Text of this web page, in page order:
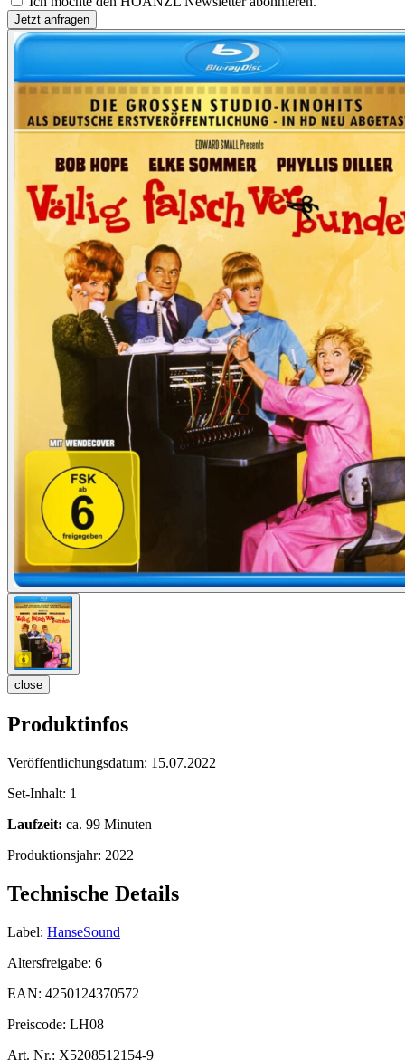
close
Produktinfos
Veröffentlichungsdatum: 15.07.2022
Set-Inhalt: 1
Laufzeit: ca. 99 Minuten
Produktionsjahr: 2022
Technische Details
Label: HanseSound
Altersfreigabe: 6
EAN: 4250124370572
Preiscode: LH08
Art. Nr.: X5208512154-9